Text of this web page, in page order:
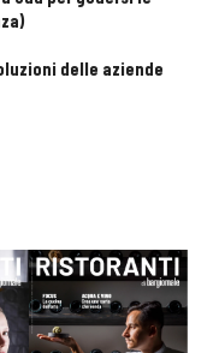
delle aziende